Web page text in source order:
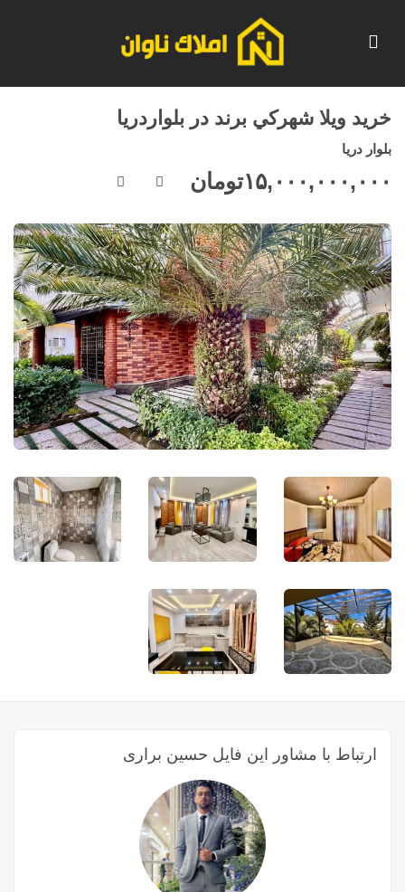
خريد ويلا شهركي برند در بلواردريا
بلوار دريا
۱۵,۰۰۰,۰۰۰,۰۰۰تومان
ارتباط با مشاور این فایل حسین براری